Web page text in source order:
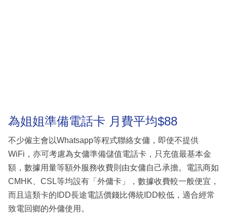
為姐姐準備電話卡 月費平均$88
不少僱主會以Whatsapp等程式聯絡女傭，即使不提供
WiFi，亦可考慮為女傭準備儲值電話卡，只充值最基本金
額，數據用量等額外服務收費則由女傭自己承擔。電訊商如
CMHK、CSL等均設有「外傭卡」，數據收費較一般便宜，
而且這類卡的IDD長途電話價錢比傳統IDD較低，適合經常
致電回鄉的外傭使用。